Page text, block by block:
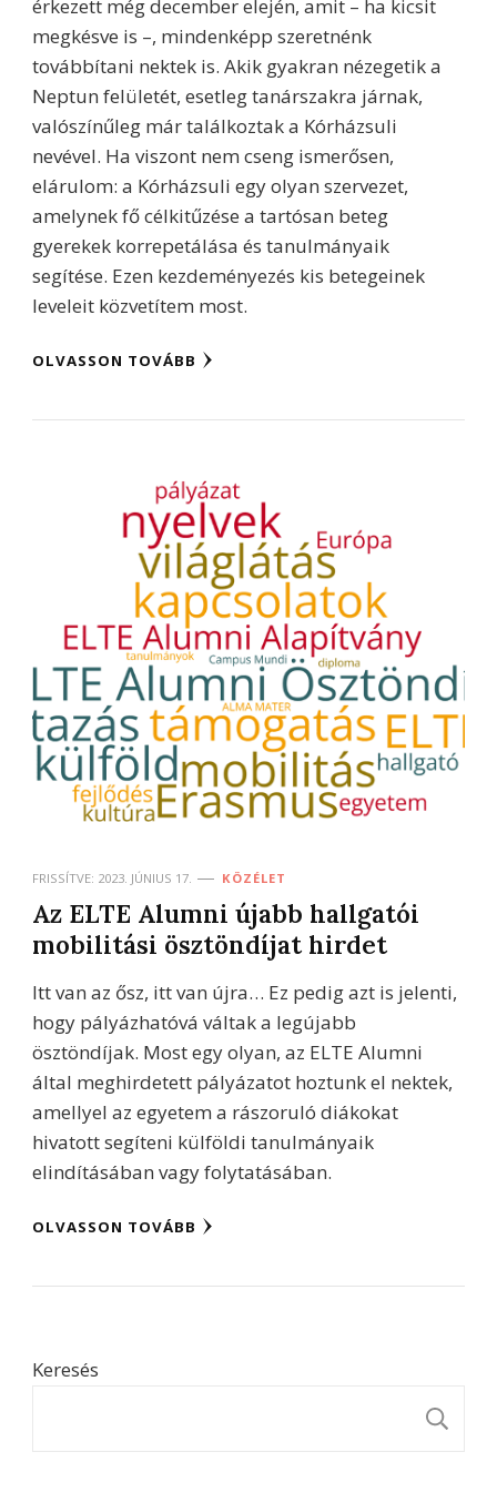
érkezett még december elején, amit – ha kicsit
megkésve is –, mindenképp szeretnénk
továbbítani nektek is. Akik gyakran nézegetik a
Neptun felületét, esetleg tanárszakra járnak,
valószínűleg már találkoztak a Kórházsuli
nevével. Ha viszont nem cseng ismerősen,
elárulom: a Kórházsuli egy olyan szervezet,
amelynek fő célkitűzése a tartósan beteg
gyerekek korrepetálása és tanulmányaik
segítése. Ezen kezdeményezés kis betegeinek
leveleit közvetítem most.
OLVASSON TOVÁBB
FRISSÍTVE: 2023. JÚNIUS 17. KÖZÉLET
Az ELTE Alumni újabb hallgatói
mobilitási ösztöndíjat hirdet
Itt van az ősz, itt van újra… Ez pedig azt is jelenti,
hogy pályázhatóvá váltak a legújabb
ösztöndíjak. Most egy olyan, az ELTE Alumni
által meghirdetett pályázatot hoztunk el nektek,
amellyel az egyetem a rászoruló diákokat
hivatott segíteni külföldi tanulmányaik
elindításában vagy folytatásában.
OLVASSON TOVÁBB
Keresés